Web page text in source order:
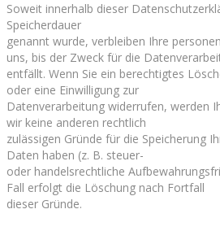
Soweit innerhalb dieser
Speicherdauer
genannt wurde, verbleiben Ihre
uns, bis der Zweck für die
entfällt. Wenn Sie ein berechtigtes
oder eine Einwilligung zur
Datenverarbeitung widerrufen, werden
wir keine anderen rechtlich
zulässigen Gründe für die Speicherung
Daten haben (z. B. steuer-
oder handelsrechtliche
Fall erfolgt die Löschung nach Fortfall
dieser Gründe.